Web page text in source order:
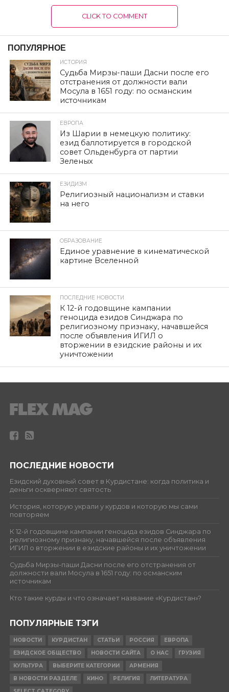
CLICK TO COMMENT
ПОПУЛЯРНОЕ
ИСТОРИЯ
Судьба Мирзы-паши Дасни после его
отстранения от должности вали
Мосула в 1651 году: по османским
источникам
ЕВРОПА
Из Шарии в немецкую политику:
езид баллотируется в городской
совет Ольденбурга от партии
Зеленых
ЕЗИДИЗМ
Религиозный национализм и ставки
на него
ОБРАЗОВАНИЕ
Единое уравнение в кинематической
картине Вселенной
ПОСЛЕДНИЕ НОВОСТИ
К 12-й годовщине кампании
геноцида езидов Синджара по
религиозному признаку, начавшейся
после объявления ИГИЛ о
вторжении в езидские районы и их
уничтожении
ПОСЛЕДНИЕ НОВОСТИ
Езидский духовный совет в Курдистане: когда политика и
деньги оскверняют святость
История, которую украли у курдов и которую мы сами
повторяем
К 12-й годовщине кампании геноцида езидов Синджара по
религиозному признаку, начавшейся после объявления
ИГИЛ о вторжении в езидские районы и их уничтожении
Судьба Мирзы-паши Дасни после его отстранения от
должности вали Мосула в 1651 году: по османским
источникам
Кто такие курды и что означает название «Курдистан»?
ПОПУЛЯРНЫЕ ТЭГИ
НОВОСТИ КУРДИСТАН СТАТЬИ РОССИЯ
ЕВРОПА
ЕЗИДСКОЕ ОБЩЕСТВО
НОВОСТИ САЙТА О НАС
ГРУЗИЯ
КУЛЬТУРА
ВЫБЕРИТЕ КАТЕГОРИИ
АРМЕНИЯ
В НОВОСТИ РАЗДЕЛЕ
КИНО РЕЛИГИЯ
ЛИТЕРАТУРА